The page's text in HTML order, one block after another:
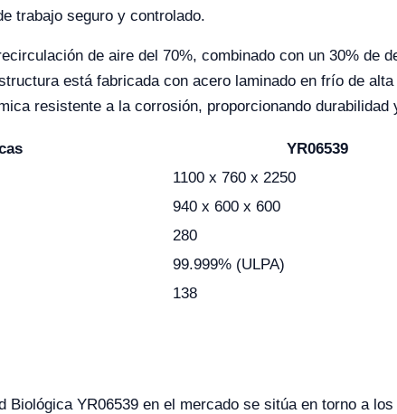
trabajo seguro y controlado.
de aire del 70%, combinado con un 30% de
está fabricada con acero laminado en frío de
resistente a la corrosión, proporcionando
YR06539
1100 x 760 x 2250
940 x 600 x 600
280
99.999% (ULPA)
138
Biológica YR06539 en el mercado se sitúa en torno a